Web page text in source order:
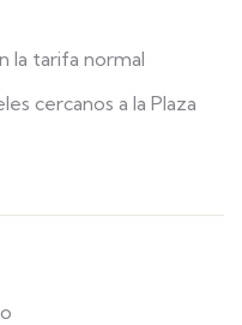
la tarifa normal
cercanos a la Plaza